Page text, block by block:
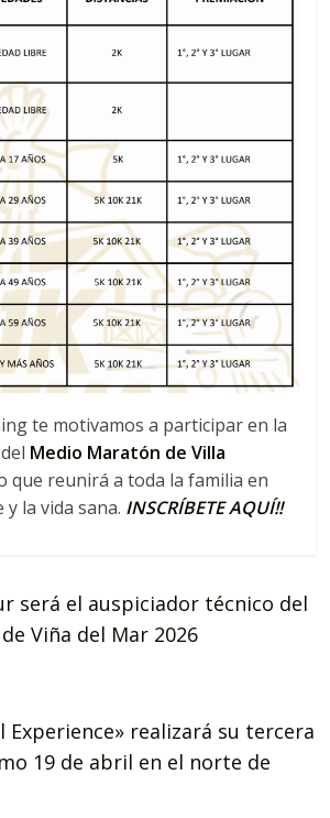
te motivamos a participar en la
Medio Maratón de Villa
que reunirá a toda la familia en
la vida sana. INSCRÍBETE AQUÍ!!
será el auspiciador técnico del
Viña del Mar 2026
Experience» realizará su tercera
19 de abril en el norte de